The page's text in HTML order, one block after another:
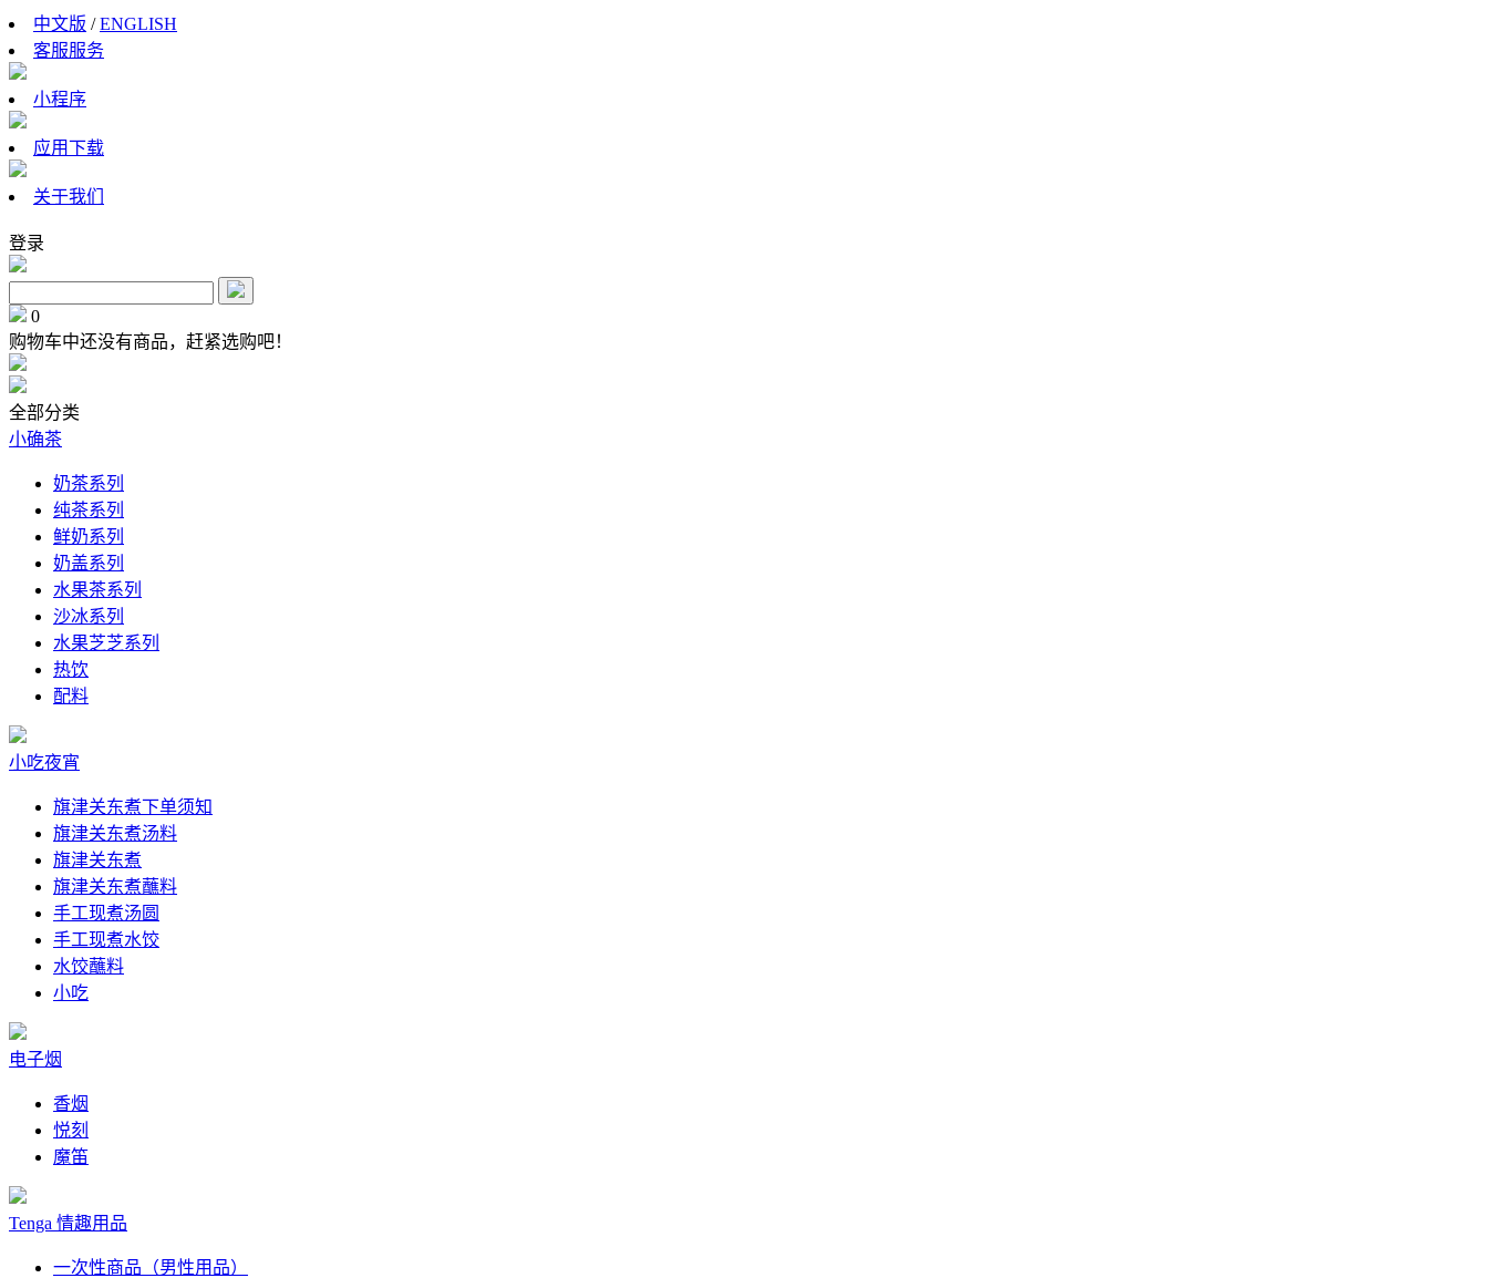
中文版 /ENGLISH
客服服务
小程序
应用下载
关于我们
登录
0
购物车中还没有商品，赶紧选购吧！
全部分类
小确茶
奶茶系列
纯茶系列
鲜奶系列
奶盖系列
水果茶系列
沙冰系列
水果芝芝系列
热饮
配料
小吃夜宵
旗津关东煮下单须知
旗津关东煮汤料
旗津关东煮
旗津关东煮蘸料
手工现煮汤圆
手工现煮水饺
水饺蘸料
小吃
电子烟
香烟
悦刻
魔笛
Tenga 情趣用品
一次性商品（男性用品）